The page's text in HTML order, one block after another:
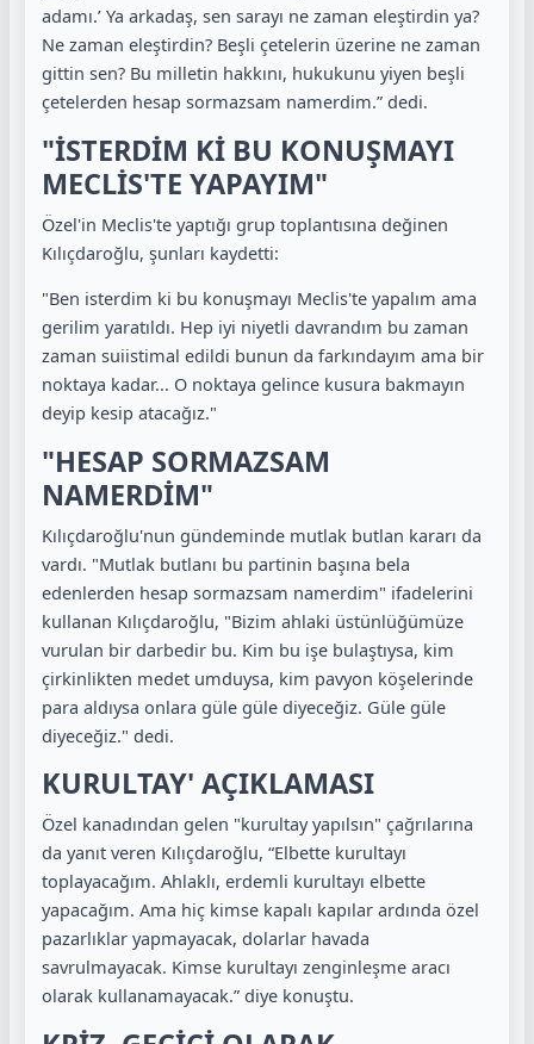
adamı.’ Ya arkadaş, sen sarayı ne zaman eleştirdin ya?
Ne zaman eleştirdin? Beşli çetelerin üzerine ne zaman
gittin sen? Bu milletin hakkını, hukukunu yiyen beşli
çetelerden hesap sormazsam namerdim.” dedi.
"İSTERDİM Kİ BU KONUŞMAYI
MECLİS'TE YAPAYIM"
Özel'in Meclis'te yaptığı grup toplantısına değinen
Kılıçdaroğlu, şunları kaydetti:
"Ben isterdim ki bu konuşmayı Meclis'te yapalım ama
gerilim yaratıldı. Hep iyi niyetli davrandım bu zaman
zaman suiistimal edildi bunun da farkındayım ama bir
noktaya kadar... O noktaya gelince kusura bakmayın
deyip kesip atacağız."
"HESAP SORMAZSAM
NAMERDİM"
Kılıçdaroğlu'nun gündeminde mutlak butlan kararı da
vardı. "Mutlak butlanı bu partinin başına bela
edenlerden hesap sormazsam namerdim" ifadelerini
kullanan Kılıçdaroğlu, "Bizim ahlaki üstünlüğümüze
vurulan bir darbedir bu. Kim bu işe bulaştıysa, kim
çirkinlikten medet umduysa, kim pavyon köşelerinde
para aldıysa onlara güle güle diyeceğiz. Güle güle
diyeceğiz." dedi.
KURULTAY' AÇIKLAMASI
Özel kanadından gelen "kurultay yapılsın" çağrılarına
da yanıt veren Kılıçdaroğlu, “Elbette kurultayı
toplayacağım. Ahlaklı, erdemli kurultayı elbette
yapacağım. Ama hiç kimse kapalı kapılar ardında özel
pazarlıklar yapmayacak, dolarlar havada
savrulmayacak. Kimse kurultayı zenginleşme aracı
olarak kullanamayacak.” diye konuştu.